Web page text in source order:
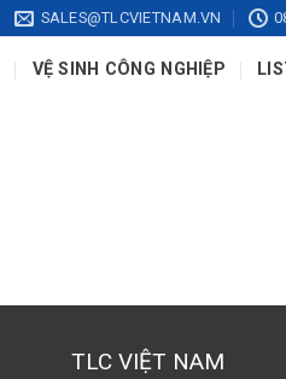
SALES@TLCVIETNAM.VN
VỆ SINH CÔNG NGHIỆP
TLC VIỆT NAM